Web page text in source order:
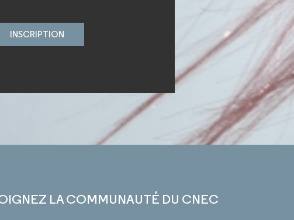
INSCRIPTION
LA COMMUNAUTÉ DU CNEC